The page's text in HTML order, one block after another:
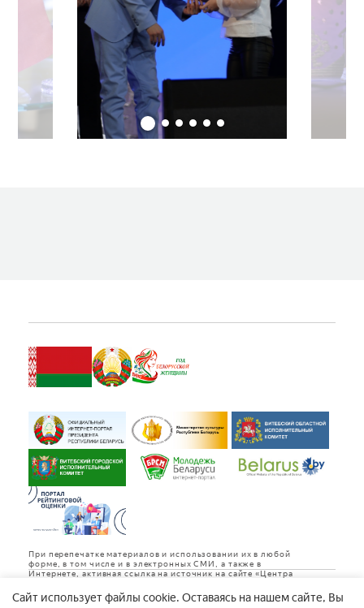
Cайт использует файлы cookie. Оставаясь на нашем сайте, Вы
При перепечатке материалов и использовании их в любой
форме, в том числе и в электронных СМИ, а также в
Интернете, активная ссылка на источник на сайте «Центра